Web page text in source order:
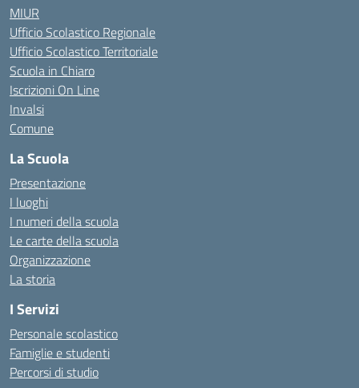
MIUR
Ufficio Scolastico Regionale
Ufficio Scolastico Territoriale
Scuola in Chiaro
Iscrizioni On Line
Invalsi
Comune
La Scuola
Presentazione
I luoghi
I numeri della scuola
Le carte della scuola
Organizzazione
La storia
I Servizi
Personale scolastico
Famiglie e studenti
Percorsi di studio